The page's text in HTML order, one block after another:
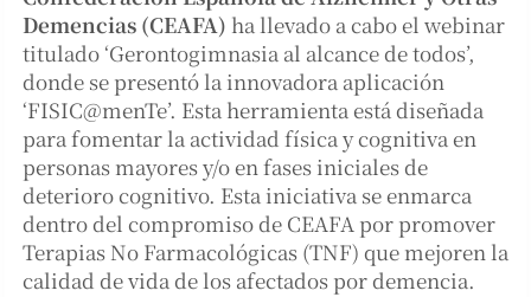
Demencias (CEAFA) ha llevado a cabo el webinar
titulado ‘Gerontogimnasia al alcance de todos’,
donde se presentó la innovadora aplicación
‘FISIC@menTe’. Esta herramienta está diseñada
para fomentar la actividad física y cognitiva en
personas mayores y/o en fases iniciales de
deterioro cognitivo. Esta iniciativa se enmarca
dentro del compromiso de CEAFA por promover
Terapias No Farmacológicas (TNF) que mejoren la
calidad de vida de los afectados por demencia.